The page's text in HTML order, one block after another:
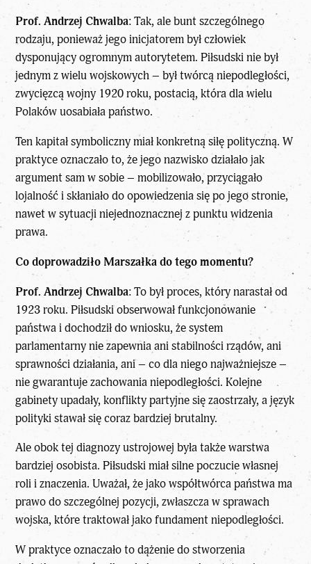
Prof. Andrzej Chwalba: Tak, ale bunt szczególnego
rodzaju, ponieważ jego inicjatorem był człowiek
dysponujący ogromnym autorytetem. Piłsudski nie był
jednym z wielu wojskowych – był twórcą niepodległości,
zwycięzcą wojny 1920 roku, postacią, która dla wielu
Polaków uosabiała państwo.
Ten kapitał symboliczny miał konkretną siłę polityczną. W
praktyce oznaczało to, że jego nazwisko działało jak
argument sam w sobie – mobilizowało, przyciągało
lojalność i skłaniało do opowiedzenia się po jego stronie,
nawet w sytuacji niejednoznacznej z punktu widzenia
prawa.
Co doprowadziło Marszałka do tego momentu?
Prof. Andrzej Chwalba: To był proces, który narastał od
1923 roku. Piłsudski obserwował funkcjonowanie
państwa i dochodził do wniosku, że system
parlamentarny nie zapewnia ani stabilności rządów, ani
sprawności działania, ani – co dla niego najważniejsze –
nie gwarantuje zachowania niepodległości. Kolejne
gabinety upadały, konflikty partyjne się zaostrzały, a język
polityki stawał się coraz bardziej brutalny.
Ale obok tej diagnozy ustrojowej była także warstwa
bardziej osobista. Piłsudski miał silne poczucie własnej
roli i znaczenia. Uważał, że jako współtwórca państwa ma
prawo do szczególnej pozycji, zwłaszcza w sprawach
wojska, które traktował jako fundament niepodległości.
W praktyce oznaczało to dążenie do stworzenia